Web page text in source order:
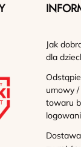
Jak
dla
umowy
towaru